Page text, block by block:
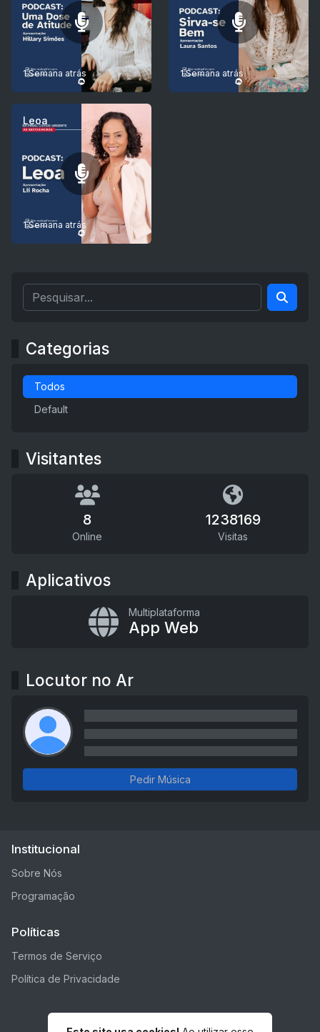
1 Semana atrás 1 Semana atrás
Leoa
1 Semana atrás
Categorias
Todos
Default
Visitantes
8
Online
1238169
Visitas
Aplicativos
Multiplataforma
App Web
Locutor no Ar
Pedir Música
Institucional
Sobre Nós
Programação
Políticas
Termos de Serviço
Política de Privacidade